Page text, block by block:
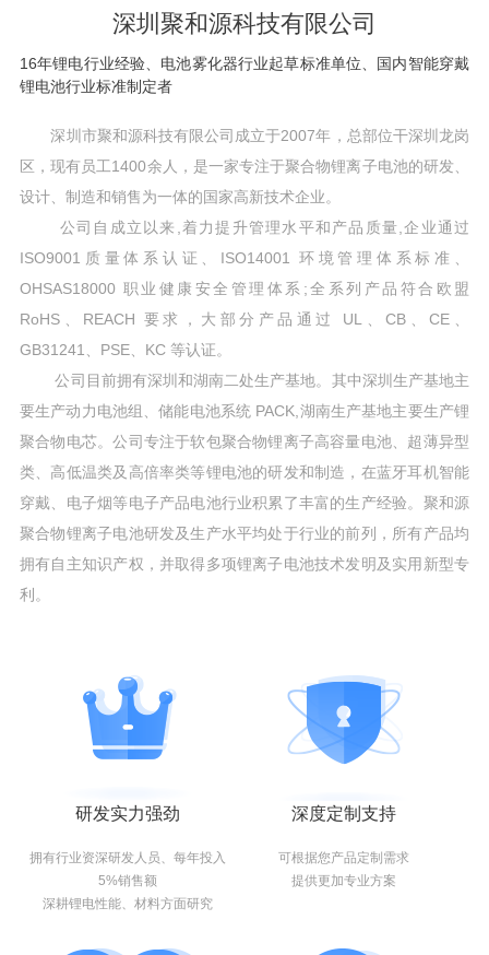
深圳聚和源科技有限公司
16年锂电行业经验、电池雾化器行业起草标准单位、国内智能穿戴
锂电池行业标准制定者
深圳市聚和源科技有限公司成立于2007年，总部位干深圳龙岗
区，现有员工1400余人，是一家专注于聚合物锂离子电池的研发、
设计、制造和销售为一体的国家高新技术企业。
公司自成立以来,着力提升管理水平和产品质量,企业通过
ISO9001质量体系认证、ISO14001 环境管理体系标准、
OHSAS18000 职业健康安全管理体系;全系列产品符合欧盟
RoHS、REACH 要求，大部分产品通过 UL、CB、CE、
GB31241、PSE、KC 等认证。
公司目前拥有深圳和湖南二处生产基地。其中深圳生产基地主
要生产动力电池组、储能电池系统 PACK,湖南生产基地主要生产锂
聚合物电芯。公司专注于软包聚合物锂离子高容量电池、超薄异型
类、高低温类及高倍率类等锂电池的研发和制造，在蓝牙耳机智能
穿戴、电子烟等电子产品电池行业积累了丰富的生产经验。聚和源
聚合物锂离子电池研发及生产水平均处于行业的前列，所有产品均
拥有自主知识产权，并取得多项锂离子电池技术发明及实用新型专
利。
研发实力强劲
拥有行业资深研发人员、每年投入
5%销售额
深耕锂电性能、材料方面研究
深度定制支持
可根据您产品定制需求
提供更加专业方案